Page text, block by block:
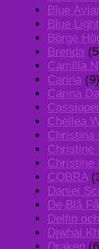
Blue
Blue
Börge
Brenda
Camilla
Carina (9)
Carina
Chellea
Christina
Christine
Christine
COBRA
Daniel
De Blå
Delfin
Djwhal
Draken